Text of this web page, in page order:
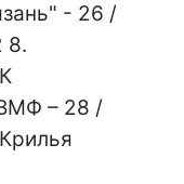
- 26 /
8.
– 28 /